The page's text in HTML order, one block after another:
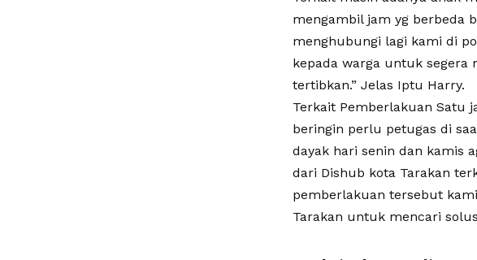
mengambil jam yg berbeda
menghubungi lagi kami di
kepada warga untuk
tertibkan.” Jelas Iptu Harry.
Terkait Pemberlakuan Satu
beringin perlu petugas di
dayak hari senin dan kamis
dari Dishub kota Tarakan
pemberlakuan tersebut
Tarakan untuk mencari